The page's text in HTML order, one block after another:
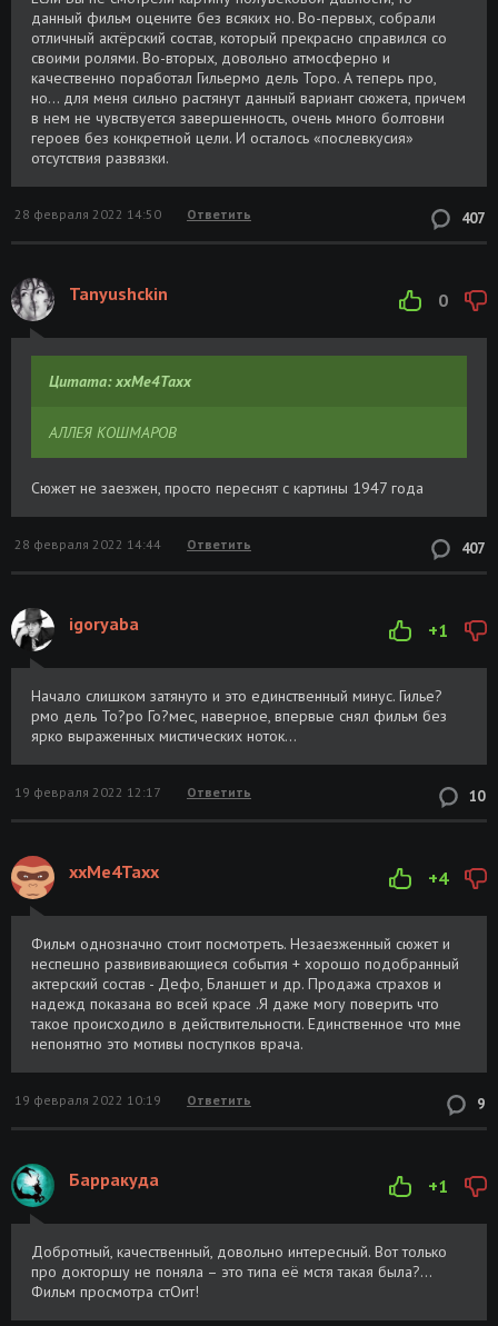
(2021) WEB-DLRip [MVO]
GB
Аллея кошмаров / Nightmare Alley
(2021) WEB-DL [H.264/1080p] [MVO]
Размер: 9.51
GB
Скачать
Аллея кошмаров / Nightmare Alley
(1947) BDRip [H.264/720p] [MVO] [PR]
Размер: 4.71
данный фильм оцените без всяких но. Во-первых, собрали
отличный актёрский состав, который прекрасно справился со
своими ролями. Во-вторых, довольно атмосферно и
качественно поработал Гильермо дель Торо. А теперь про,
но… для меня сильно растянут данный вариант сюжета, причем
в нем не чувствуется завершенность, очень много болтовни
героев без конкретной цели. И осталось «послевкусия»
отсутствия развязки.
407
28 февраля 2022 14:50 Ответить
0
Tanyushckin
Цитата: xxMe4Taxx
АЛЛЕЯ КОШМАРОВ
Сюжет не заезжен, просто переснят с картины 1947 года
407
28 февраля 2022 14:44 Ответить
+1
igoryaba
Начало слишком затянуто и это единственный минус. Гилье?
рмо дель То?ро Го?мес, наверное, впервые снял фильм без
ярко выраженных мистических ноток...
10
19 февраля 2022 12:17 Ответить
+4
xxMe4Taxx
Фильм однозначно стоит посмотреть. Незаезженный сюжет и
неспешно развививающиеся события + хорошо подобранный
актерский состав - Дефо, Бланшет и др. Продажа страхов и
надежд показана во всей красе .Я даже могу поверить что
такое происходило в действительности. Единственное что мне
непонятно это мотивы поступков врача.
9
19 февраля 2022 10:19 Ответить
+1
Барракуда
Добротный, качественный, довольно интересный. Вот только
про докторшу не поняла – это типа её мстя такая была?...
Фильм просмотра стОит!